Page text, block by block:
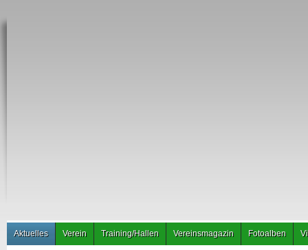
Aktuelles Verein Training/Hallen Vereinsmagazin Fotoalben